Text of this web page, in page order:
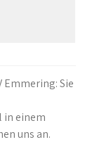
Sie
in einem
uns an.